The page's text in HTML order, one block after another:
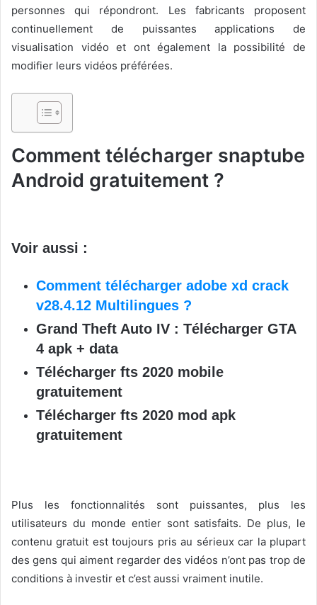
personnes qui répondront. Les fabricants proposent
continuellement de puissantes applications de
visualisation vidéo et ont également la possibilité de
modifier leurs vidéos préférées.
Comment télécharger snaptube
Android gratuitement ?
Voir aussi :
Comment télécharger adobe xd crack
v28.4.12 Multilingues ?
Grand Theft Auto IV : Télécharger GTA
4 apk + data
Télécharger fts 2020 mobile
gratuitement
Télécharger fts 2020 mod apk
gratuitement
Plus les fonctionnalités sont puissantes, plus les
utilisateurs du monde entier sont satisfaits. De plus, le
contenu gratuit est toujours pris au sérieux car la plupart
des gens qui aiment regarder des vidéos n’ont pas trop de
conditions à investir et c’est aussi vraiment inutile.